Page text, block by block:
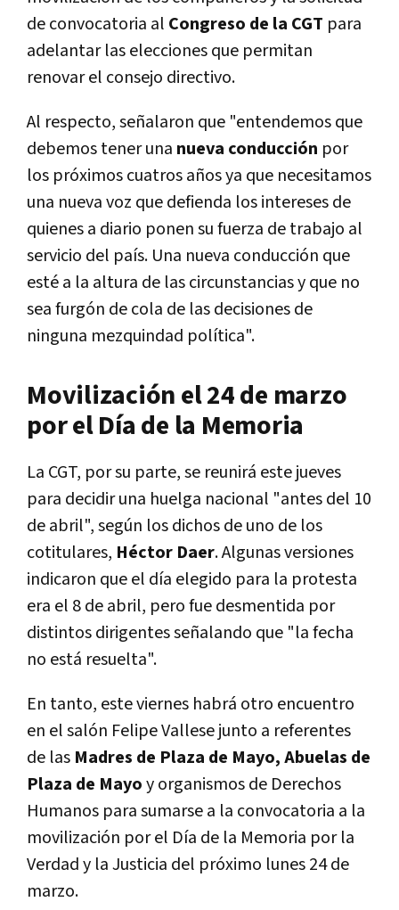
de convocatoria al Congreso de la CGT para
adelantar las elecciones que permitan
renovar el consejo directivo.
Al respecto, señalaron que "entendemos que
debemos tener una nueva conducción por
los próximos cuatros años ya que necesitamos
una nueva voz que defienda los intereses de
quienes a diario ponen su fuerza de trabajo al
servicio del país. Una nueva conducción que
esté a la altura de las circunstancias y que no
sea furgón de cola de las decisiones de
ninguna mezquindad política".
Movilización el 24 de marzo
por el Día de la Memoria
La CGT, por su parte, se reunirá este jueves
para decidir una huelga nacional "antes del 10
de abril", según los dichos de uno de los
cotitulares, Héctor Daer. Algunas versiones
indicaron que el día elegido para la protesta
era el 8 de abril, pero fue desmentida por
distintos dirigentes señalando que "la fecha
no está resuelta".
En tanto, este viernes habrá otro encuentro
en el salón Felipe Vallese junto a referentes
de las Madres de Plaza de Mayo, Abuelas de
Plaza de Mayoy organismos de Derechos
Humanos para sumarse a la convocatoria a la
movilización por el Día de la Memoria por la
Verdad y la Justicia del próximo lunes 24 de
marzo.